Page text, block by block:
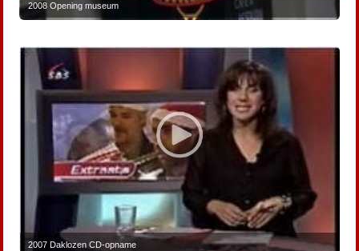
2008 Opening museum
2007 Daklozen CD-opname